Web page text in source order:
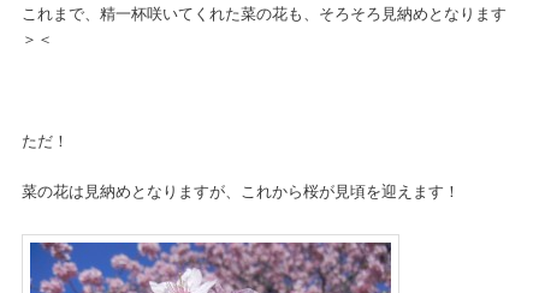
これまで、精一杯咲いてくれた菜の花も、そろそろ見納めとなります
＞＜
ただ！
菜の花は見納めとなりますが、これから桜が見頃を迎えます！